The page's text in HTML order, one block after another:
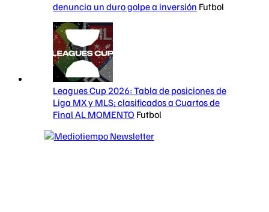
denuncia un duro golpe a inversión Futbol
Leagues Cup 2026: Tabla de posiciones de
Liga MX y MLS; clasificados a Cuartos de
Final AL MOMENTO Futbol